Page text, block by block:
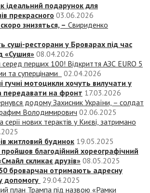
ідеальний подарунок для
прекрасного 03.06.2026
знизяться, – Свириденко
суші-ресторани у Броварах під час
«Сушия» 08.04.2026
серед перших 100! Відкриття АЗС EURO 5
та суперцінами
02.04.2026
гучні мотоцикли хочуть вилучати у
передавати на фронт 17.03.2026
додому Захисник України, – солдат
Володимирович 02.06.2025
серії нових терактів у Києві, затримано
житловий будинок 19.05.2025
благодійний хореографічний
скликає друзів» 08.05.2025
броварчан отримають адресну
допомогу 29.04.2025
план Трампа під назвою «‎Рамки